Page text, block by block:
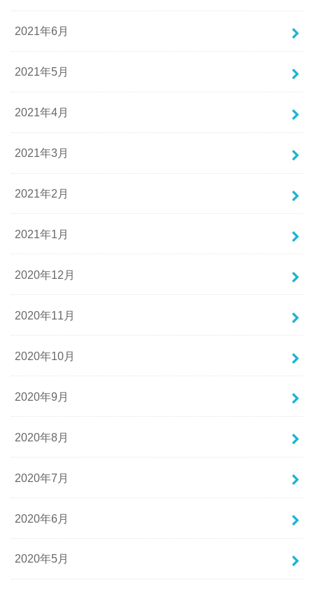
2021年6月
2021年5月
2021年4月
2021年3月
2021年2月
2021年1月
2020年12月
2020年11月
2020年10月
2020年9月
2020年8月
2020年7月
2020年6月
2020年5月